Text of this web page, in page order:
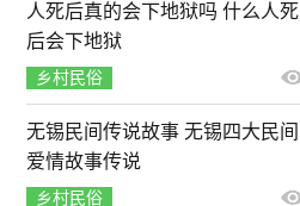
人死后真的会下地狱吗 什么人死
后会下地狱
乡村民俗
无锡民间传说故事 无锡四大民间
爱情故事传说
乡村民俗